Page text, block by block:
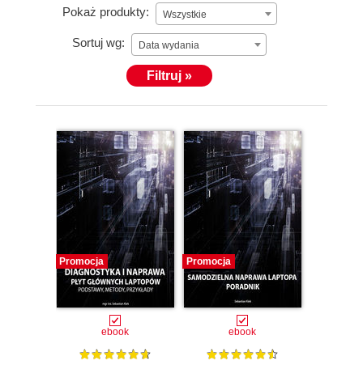
Pokaż produkty: Wszystkie
Sortuj wg: Data wydania
Filtruj »
Promocja
ebook
Promocja
ebook